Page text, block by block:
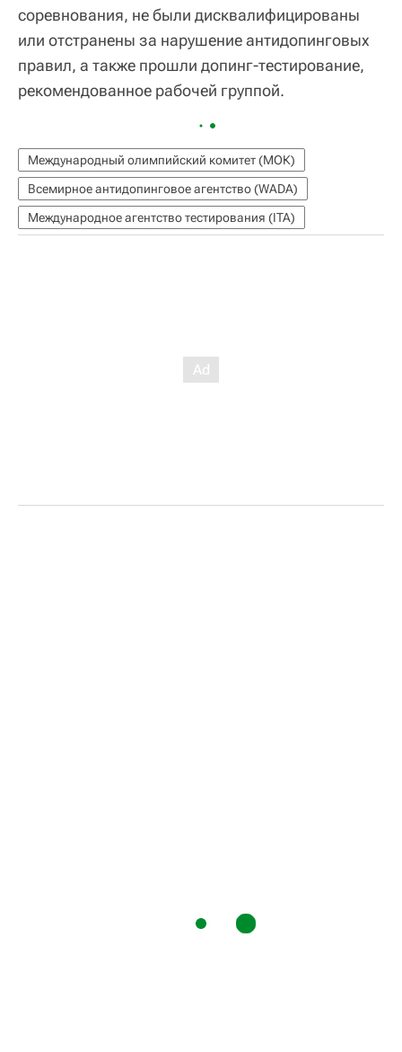
соревнования, не были дисквалифицированы
или отстранены за нарушение антидопинговых
правил, а также прошли допинг-тестирование,
рекомендованное рабочей группой.
Международный олимпийский комитет (МОК)
Всемирное антидопинговое агентство (WADA)
Международное агентство тестирования (ITA)